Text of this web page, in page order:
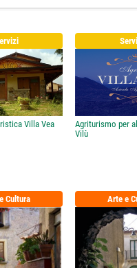
Villa Vea
Agriturismo per
Vilù
Cultura Arte e